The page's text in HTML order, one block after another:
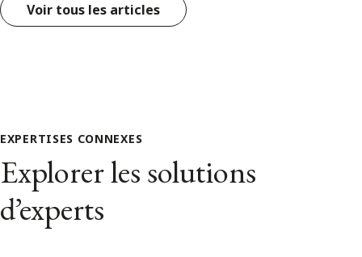
Voir tous les articles
EXPERTISES CONNEXES
Explorer les solutions
d’experts